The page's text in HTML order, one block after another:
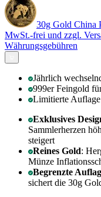
30g Gold China
MwSt.-frei und zzgl.
Währungsgebühren
Jährlich
999er Feingold
Limitierte
Exklusives
Sammlerherzen
steigert
Reines Gold:
Münze
Begrenzte
sichert die 30g